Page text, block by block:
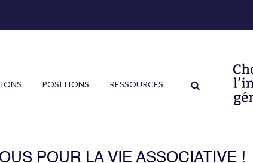
POSITIONS RESSOURCES
POUR LA VIE ASSOCIATIVE !